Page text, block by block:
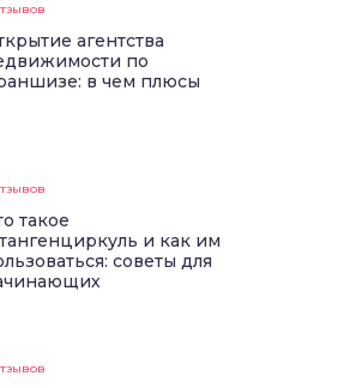
агентства
по
в чем плюсы
такое
и как им
советы для